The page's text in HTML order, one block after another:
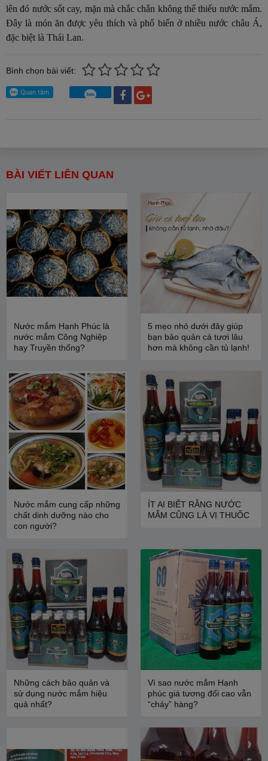
lên đó nước sốt cay, mặn mà chắc chắn không thể thiếu nước mắm.
Đây là món ăn được yêu thích và phổ biến ở nhiều nước châu Á,
đặc biệt là Thái Lan.
Bình chọn bài viết:
BÀI VIẾT LIÊN QUAN
Nước mắm Hạnh Phúc là
nước mắm Công Nghiệp
hay Truyền thống?
5 mẹo nhỏ dưới đây giúp
bạn bảo quản cá tươi lâu
hơn mà không cần tủ lạnh!
Nước mắm cung cấp những
chất dinh dưỡng nào cho
con người?
ÍT AI BIẾT RẰNG NƯỚC
MẮM CŨNG LÀ VỊ THUỐC
Những cách bảo quản và
sử dụng nước mắm hiệu
quả nhất?
Vì sao nước mắm Hạnh
phúc giá tương đối cao vẫn
“cháy” hàng?